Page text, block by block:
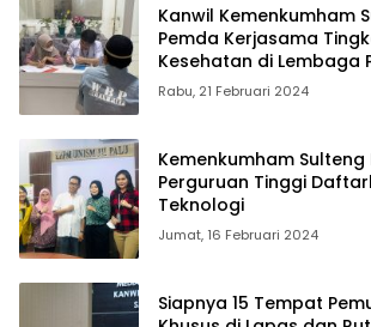
Kanwil Kemenkumham
Pemda Kerjasama
Kesehatan di Lembaga
Minggu, 18 Februari 2024
Rabu, 21 Februari 2024
Kemenkumham Sulteng
Perguruan Tinggi
Teknologi
Jumat, 16 Februari 2024
Siapnya 15 Tempat